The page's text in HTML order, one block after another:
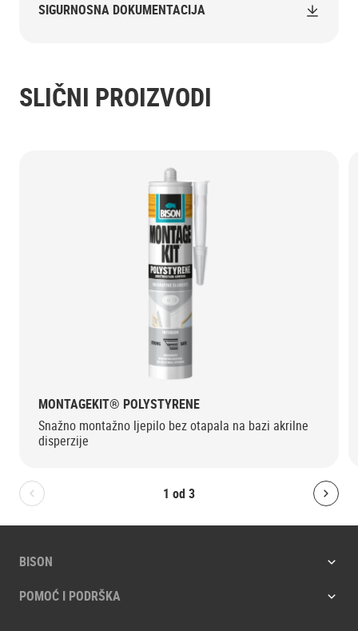
SIGURNOSNA DOKUMENTACIJA
SLIČNI PROIZVODI
1 od 3
Bolton.General.PreviousSlide
MONTAGEKIT® POLYSTYRENE
Snažno montažno ljepilo bez otapala na bazi akrilne
disperzije
BISON
POMOĆ I PODRŠKA